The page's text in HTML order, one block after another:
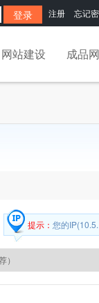
注册 忘记
网站建设 成品
提示： 您的